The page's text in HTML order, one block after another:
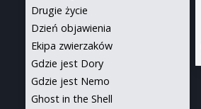
Drugie życie
Dzień objawienia
Ekipa zwierzaków
Gdzie jest Dory
Gdzie jest Nemo
Ghost in the Shell